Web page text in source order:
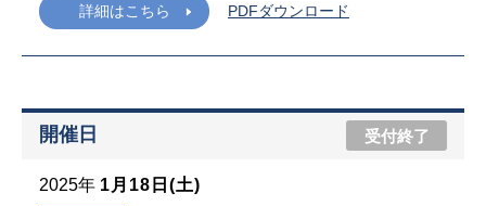
PDFダウンロード
詳細はこちら
開催日 受付終了
2025年 1月18日(土)